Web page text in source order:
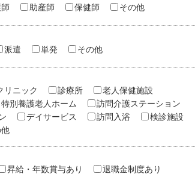
助産師 保健師 その他
派遣 単発 その他
リニック 診療所
老人保健施設
特別養護老人ホーム
訪問介護ステーション
デイサービス 訪問入浴
検診施設
昇給・年数賞与あり
退職金制度あり